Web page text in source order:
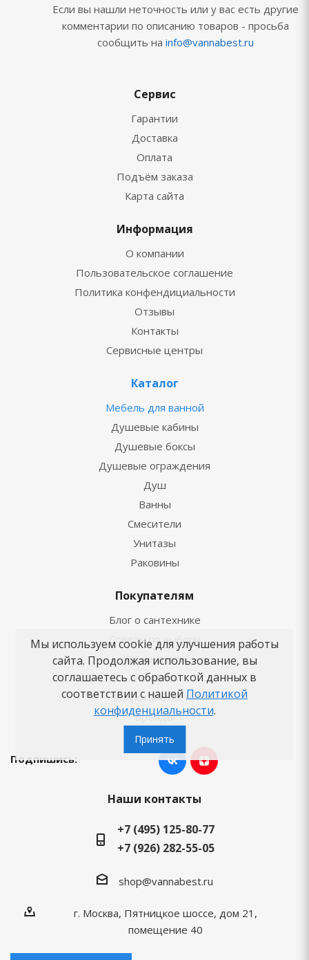
Если вы нашли неточность или у вас есть другие
комментарии по описанию товаров - просьба
сообщить на info@vannabest.ru
Сервис
Гарантии
Доставка
Оплата
Подъём заказа
Карта сайта
Информация
О компании
Пользовательское соглашение
Политика конфендициальности
Отзывы
Контакты
Сервисные центры
Каталог
Мебель для ванной
Душевые кабины
Душевые боксы
Душевые ограждения
Душ
Ванны
Смесители
Унитазы
Раковины
Покупателям
Блог о сантехнике
Советы по выбору
Как заказать
Новости
Вопросы-ответы
Бренды
Подпишись:
Наши контакты
+7 (495) 125-80-77
+7 (926) 282-55-05
shop@vannabest.ru
г. Москва, Пятницкое шоссе, дом 21,
помещение 40
Мы используем cookie для улучшения работы
сайта. Продолжая использование, вы
соглашаетесь с обработкой данных в
соответствии с нашей Политикой
конфиденциальности.
Принять